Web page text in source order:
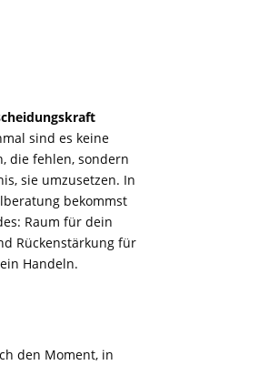
sind es keine
die fehlen, sondern
sie umzusetzen. In
bekommst
Raum für dein
Rückenstärkung für
Handeln.
den Moment, in